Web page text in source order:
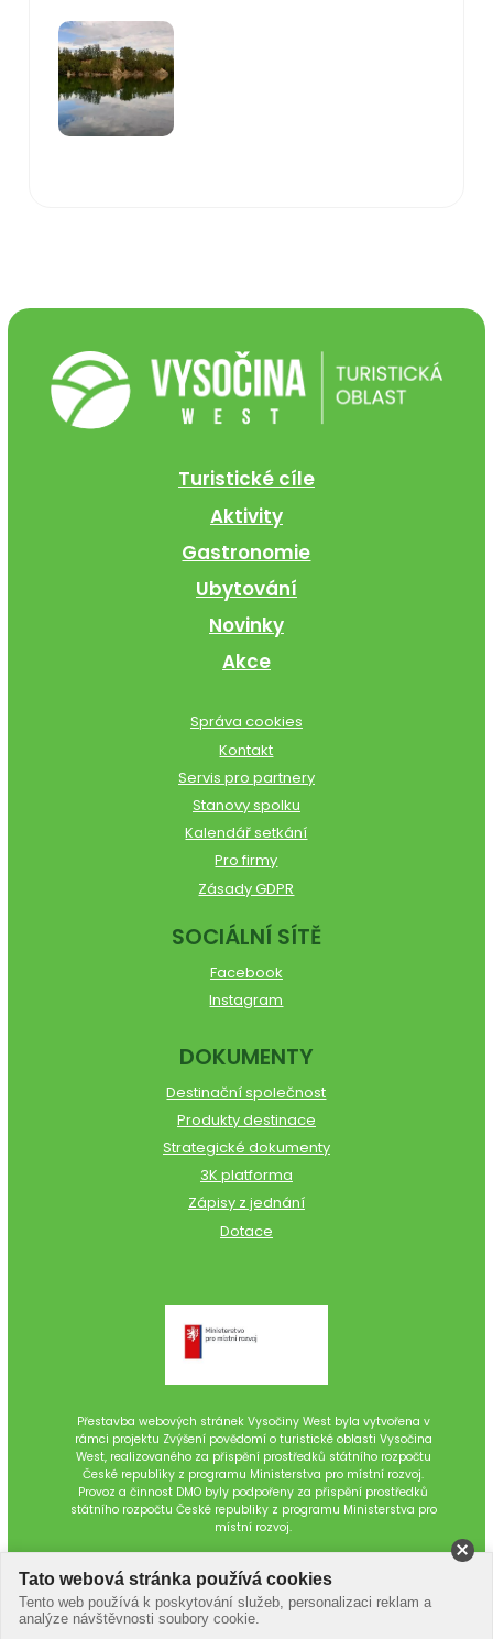
Turistické cíle
Aktivity
Gastronomie
Ubytování
Novinky
Akce
Správa cookies
Kontakt
Servis pro partnery
Stanovy spolku
Kalendář setkání
Pro firmy
Zásady GDPR
SOCIÁLNÍ SÍTĚ
Facebook
Instagram
DOKUMENTY
Destinační společnost
Produkty destinace
Strategické dokumenty
3K platforma
Zápisy z jednání
Dotace
Přestavba webových stránek Vysočiny West byla vytvořena v
rámci projektu Zvýšení povědomí o turistické oblasti Vysočina
West, realizovaného za přispění prostředků státního rozpočtu
České republiky z programu Ministerstva pro místní rozvoj.
Provoz a činnost DMO byly podpořeny za přispění prostředků
státního rozpočtu České republiky z programu Ministerstva pro
místní rozvoj.
Tato webová stránka používá cookies
Tento web používá k poskytování služeb, personalizaci reklam a
analýze návštěvnosti soubory cookie.